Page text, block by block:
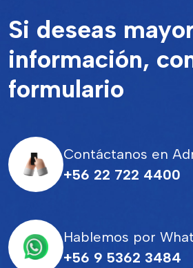
Si deseas
información,
formulario
Contáctanos en
+56 22 722 4400
Hablemos por
+56 9 5362 3484